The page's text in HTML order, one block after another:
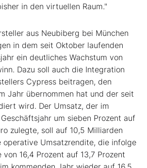
in den virtuellen Raum."
aus Neubiberg bei München
in dem seit Oktober laufenden
ein deutliches Wachstum von
Dazu soll auch die Integration
Cypress beitragen, den
Jahr übernommen hat und der seit
wird. Der Umsatz, der im
um sieben Prozent auf
zulegte, soll auf 10,5 Milliarden
operative Umsatzrendite, die infolge
von 16,4 Prozent auf 13,7 Prozent